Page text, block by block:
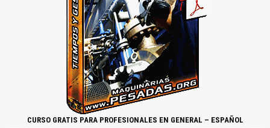
CURSO GRATIS PARA PROFESIONALES EN GENERAL – ESPAÑOL